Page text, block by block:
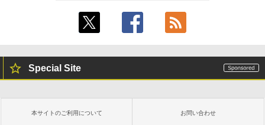
￥39,582
Robloxギフトカード - 2,000 Robux 【限
定バーチャルアイテムを含む】 【オンラ
インゲームコード】 ロブロックス | オン
￥3,200
￥480
非エンジニア 初心者 素人 でも安心 使い
方 マニュアル AI副業にもコンテンツ作成
にもKindle出版にも！ 非エンジニアのた
￥99
書籍リーダー、ブラック、16GB、広告な
Kindle Paperwhite シグニチャーエディ
るさ自動調整、色調調節ライト、12週間
持続バッテリー、広告なし、メタリック
Special Site
本サイトのご利用について お問い合わせ